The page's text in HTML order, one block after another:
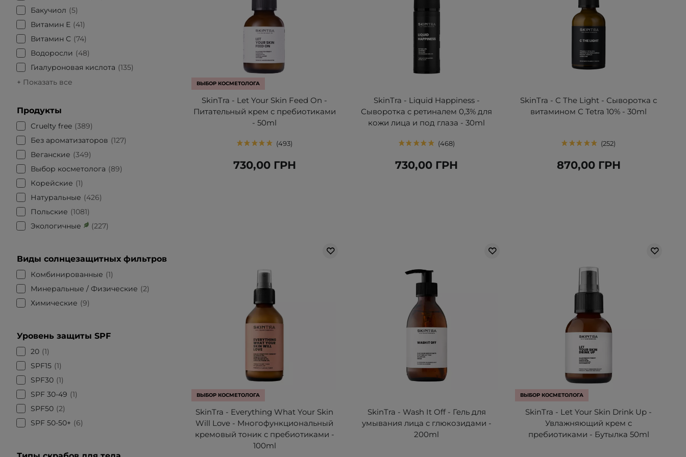
Бакучиол
5
Витамин Е
41
Витамин С 74
Водоросли
48
Гиалуроновая кислота
135
+ Показать все
Продукты
Cruelty free 389
Без ароматизаторов
127
Веганские
349
Выбор косметолога
89
Корейские
1
Натуральные
426
Польские
1081
Экологичные
227
Виды солнцезащитных фильтров
Комбинированные
1
Минеральные / Физические
2
Химические
9
Уровень защиты SPF
20 1
SPF15 1
SPF30 1
SPF 30-49
1
SPF50 2
SPF 50-50+
6
ВЫБОР КОСМЕТОЛОГА
SkinTra - Let Your Skin Feed On -
Питательный крем с пребиотиками
- 50ml
493
730,00 ГРН
SkinTra - Liquid Happiness -
Сыворотка с ретиналем 0,3% для
кожи лица и под глаза - 30ml
468
730,00 ГРН
SkinTra - C The Light - Сыворотка с
витамином С Tetra 10% - 30ml
252
870,00 ГРН
ВЫБОР КОСМЕТОЛОГА
SkinTra - Everything What Your Skin
Will Love - Многофункциональный
кремовый тоник с пребиотиками -
100ml
SkinTra - Wash It Off - Гель для
умывания лица с глюкозидами -
200ml
ВЫБОР КОСМЕТОЛОГА
SkinTra - Let Your Skin Drink Up -
Увлажняющий крем с
пребиотиками - Бутылка 50ml